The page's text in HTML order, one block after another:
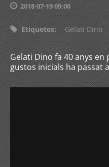
2018-07-19 09:00
Etiquetes: Gelati Dino
Gelati Dino fa 40 anys en
gustos inicials ha passat